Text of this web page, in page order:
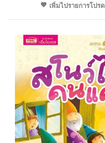
เพิ่มไปรายการโปรด